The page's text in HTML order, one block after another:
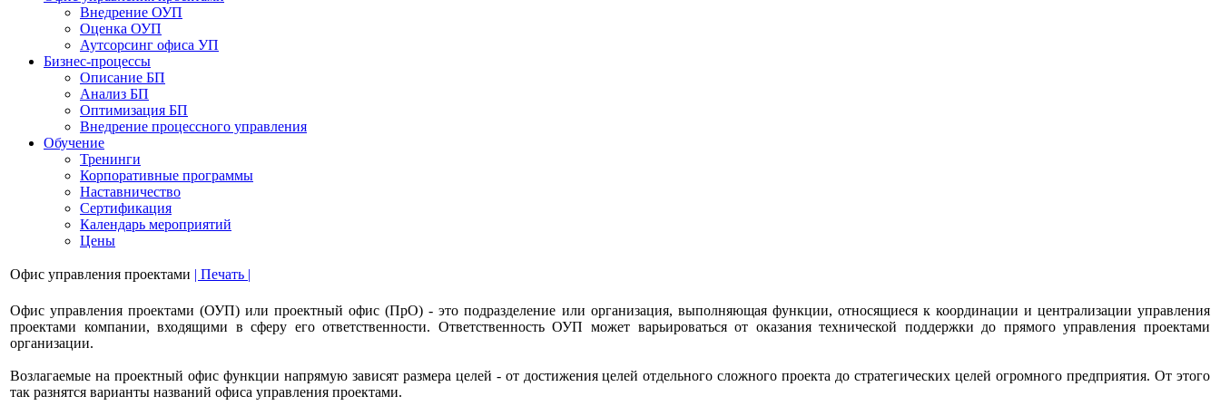
Bнедрение ОУП
Оценка ОУП
Аутсорсинг офиса УП
Бизнес-процессы
Описание БП
Анализ БП
Оптимизация БП
Внедрение процессного управления
Обучениe
Тренинги
Корпоративные программы
Наставничество
Сертификация
Календарь мероприятий
Цены
Офис управления проектами | Печать |
Офис управления проектами (ОУП) или проектный офис (ПрО) - это подразделение или организация, выполняющая функции, относящиеся к координации и централизации управления
проектами компании, входящими в сферу его ответственности. Ответственность ОУП может варьироваться от оказания технической поддержки до прямого управления проектами
организации.
Возлагаемые на проектный офис функции напрямую зависят размера целей - от достижения целей отдельного сложного проекта до стратегических целей огромного предприятия. От этого
так разнятся варианты названий офиса управления проектами.